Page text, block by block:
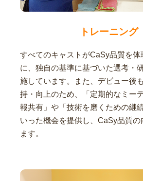
トレーニング
すべてのキャストがCaSy品質を体
に、独自の基準に基づいた選考・
施しています。また、デビュー後
持・向上のため、「定期的なミー
報共有」や「技術を磨くための継
いった機会を提供し、CaSy品質の
ます。